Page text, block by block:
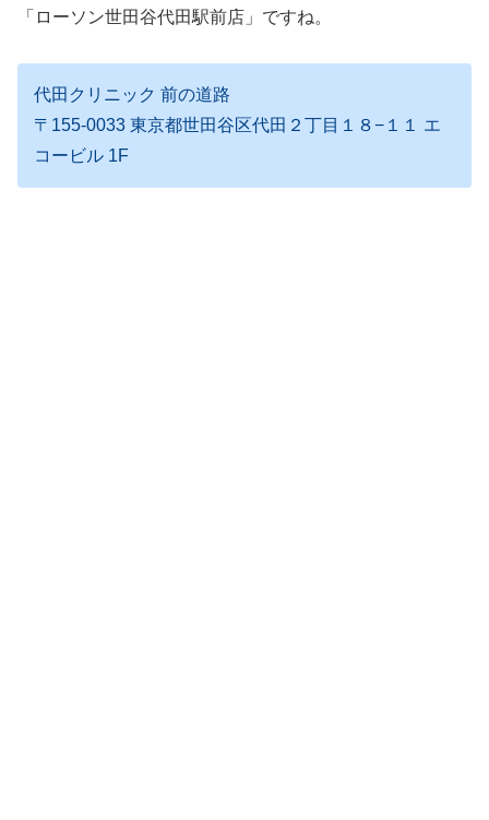
「ローソン世田谷代田駅前店」ですね。
代田クリニック 前の道路
〒155-0033 東京都世田谷区代田２丁目１８−１１ エ
コービル 1F